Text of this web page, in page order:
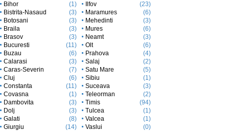
Bihor
(1)
Bistrita-Nasaud
(3)
Botosani
(3)
Braila
(3)
Brasov
(3)
Bucuresti
(11)
Buzau
(6)
Calarasi
(3)
Caras-Severin
(7)
Cluj
(6)
Constanta
(11)
Covasna
(1)
Dambovita
(3)
Dolj
(3)
Galati
(8)
Giurgiu
(14)
Ilfov
(23)
Maramures
(6)
Mehedinti
(3)
Mures
(6)
Neamt
(3)
Olt
(6)
Prahova
(4)
Salaj
(2)
Satu Mare
(5)
Sibiu
(1)
Suceava
(3)
Teleorman
(2)
Timis
(94)
Tulcea
(1)
Valcea
(1)
Vaslui
(0)